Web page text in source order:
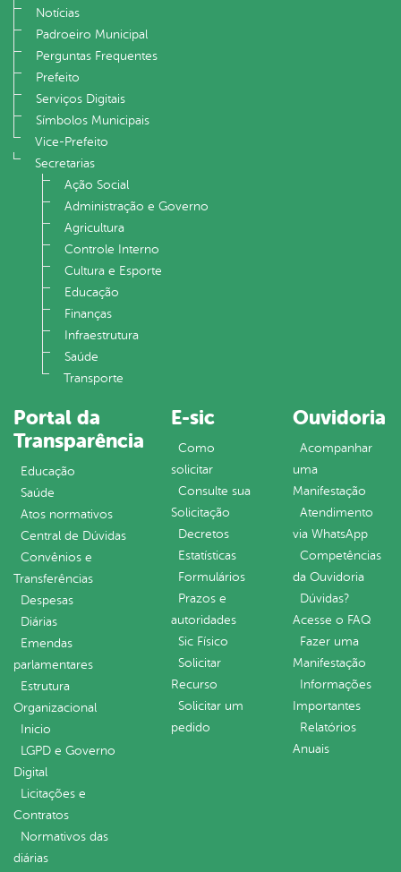
Notícias
Padroeiro Municipal
Perguntas Frequentes
Prefeito
Serviços Digitais
Símbolos Municipais
Vice-Prefeito
Secretarias
Ação Social
Administração e Governo
Agricultura
Controle Interno
Cultura e Esporte
Educação
Finanças
Infraestrutura
Saúde
Transporte
Portal da
Transparência
Educação
Saúde
Atos normativos
Central de Dúvidas
Convênios e
Transferências
Despesas
Diárias
Emendas
parlamentares
Estrutura
Organizacional
Inicio
LGPD e Governo
Digital
Licitações e
Contratos
Normativos das
diárias
E-sic
Como
solicitar
Consulte sua
Solicitação
Decretos
Estatísticas
Formulários
Prazos e
autoridades
Sic Físico
Solicitar
Recurso
Solicitar um
pedido
Ouvidoria
Acompanhar
uma
Manifestação
Atendimento
via WhatsApp
Competências
da Ouvidoria
Dúvidas?
Acesse o FAQ
Fazer uma
Manifestação
Informações
Importantes
Relatórios
Anuais